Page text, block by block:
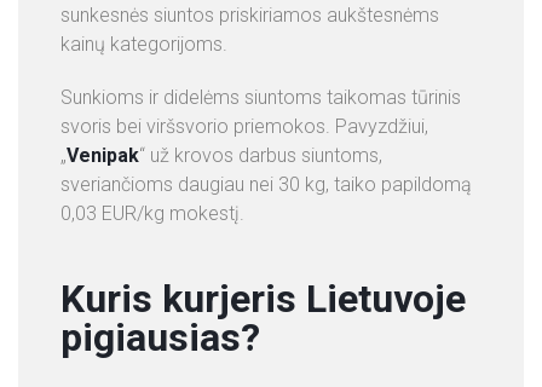
sunkesnės siuntos priskiriamos aukštesnėms
kainų kategorijoms.
Sunkioms ir didelėms siuntoms taikomas tūrinis
svoris bei viršsvorio priemokos. Pavyzdžiui,
„Venipak“ už krovos darbus siuntoms,
sveriančioms daugiau nei 30 kg, taiko papildomą
0,03 EUR/kg mokestį.
Kuris kurjeris Lietuvoje
pigiausias?